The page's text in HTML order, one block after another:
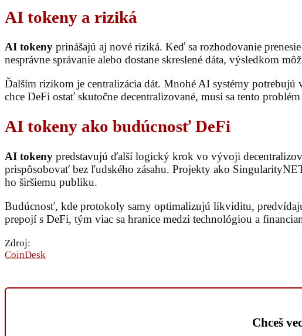
AI tokeny a riziká
AI tokeny prinášajú aj nové riziká. Keď sa rozhodovanie
nesprávne správanie alebo dostane skreslené dáta, výsledkom
Ďalším rizikom je centralizácia dát. Mnohé AI systémy potrebujú
chce DeFi ostať skutočne decentralizované, musí sa tento
AI tokeny ako budúcnosť DeFi
AI tokeny predstavujú ďalší logický krok vo vývoji
prispôsobovať bez ľudského zásahu. Projekty ako
ho širšiemu publiku.
Budúcnosť, kde protokoly samy optimalizujú likviditu,
prepojí s DeFi, tým viac sa hranice medzi technológiou a
Zdroj:
CoinDesk
Chceš